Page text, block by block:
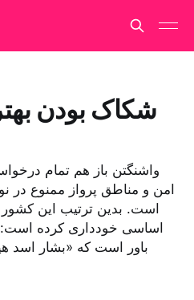
شکاک بودن
واشنگتن باز هم تمام
امن و مناطق پرواز ممنوع در
است. بدین ترتیب این
اساسی خودداری کرده است:
باور است که «بشار اسد